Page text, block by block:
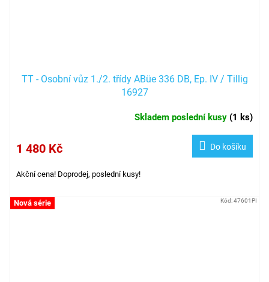
TT - Osobní vůz 1./2. třídy ABüe 336 DB, Ep. IV / Tillig
16927
Skladem poslední kusy (1 ks)
1 480 Kč Do košíku
Akční cena! Doprodej, poslední kusy!
Nová série Kód:47601PI